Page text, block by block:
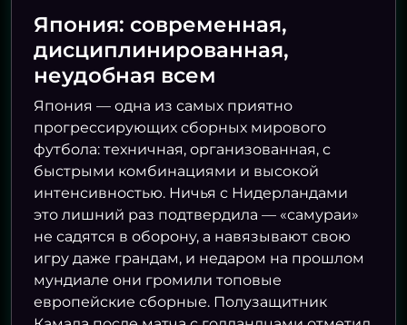
Япония: современная,
дисциплинированная,
неудобная всем
Япония — одна из самых приятно
прогрессирующих сборных мирового
футбола: техничная, организованная, с
быстрыми комбинациями и высокой
интенсивностью. Ничья с Нидерландами
это лишний раз подтвердила — «самураи»
не садятся в оборону, а навязывают свою
игру даже грандам, и недаром на прошлом
мундиале они громили топовые
европейские сборные. Полузащитник